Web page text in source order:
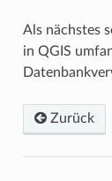
Als nächstes
in QGIS
Zurück